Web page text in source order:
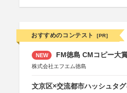
おすすめのコンテスト [PR]
NEW FM徳島 CMコピー大
株式会社エフエム徳島
文京区×交流都市ハッシュタ